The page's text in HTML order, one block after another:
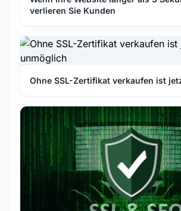
verlieren Sie Kunden
Ohne SSL-Zertifikat verkaufen ist